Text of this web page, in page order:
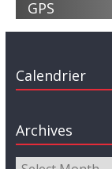
GPS
Calendrier
Archives